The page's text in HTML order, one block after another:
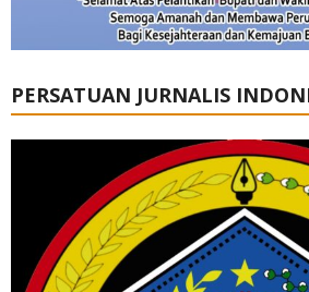
PERSATUAN JURNALIS